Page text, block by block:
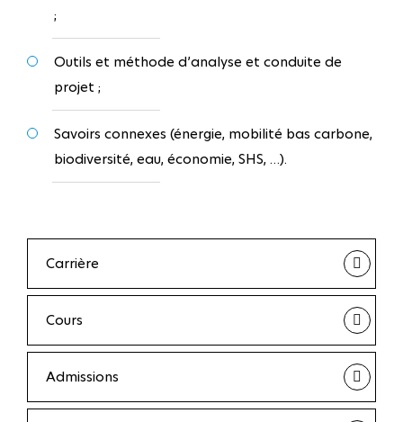
;
Outils et méthode d’analyse et conduite de
projet ;
Savoirs connexes (énergie, mobilité bas carbone,
biodiversité, eau, économie, SHS, …).
Carrière
Cours
Admissions